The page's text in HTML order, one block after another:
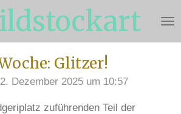
Glitzer!
Dezember 2025 um 10:57
zuführenden Teil der